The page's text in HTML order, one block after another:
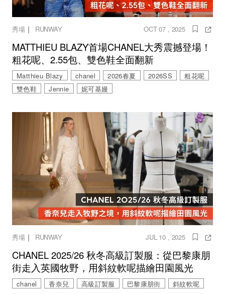
秀場 ｜ RUNWAY OCT 07 , 2025
MATTHIEU BLAZY首場CHANEL大秀震撼登場！
粗花呢、2.55包、雙色鞋全面翻新
Matthieu Blazy chanel 2026春夏 2026SS
粗花呢
雙色鞋
Jennie 妮可基嫚
秀場 ｜ RUNWAY JUL 10 , 2025
CHANEL 2025/26 秋冬高級訂製服：從巴黎康朋
街走入英國牧野，用斜紋軟呢描繪田園風光
chanel 香奈兒 高級訂製服 巴黎康朋街 斜紋軟呢